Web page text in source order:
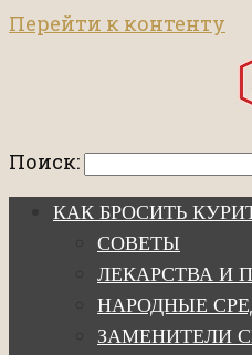
Перейти к контенту
Поиск:
КАК БРОСИТЬ
СОВЕТЫ
ЛЕКАРСТВА И
НАРОДНЫЕ
ЗАМЕНИТЕЛИ